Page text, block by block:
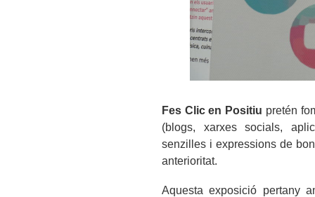
Fes Clic en Positiu pretén
(blogs, xarxes socials,
senzilles i expressions de
anterioritat.
Aquesta exposició pertany